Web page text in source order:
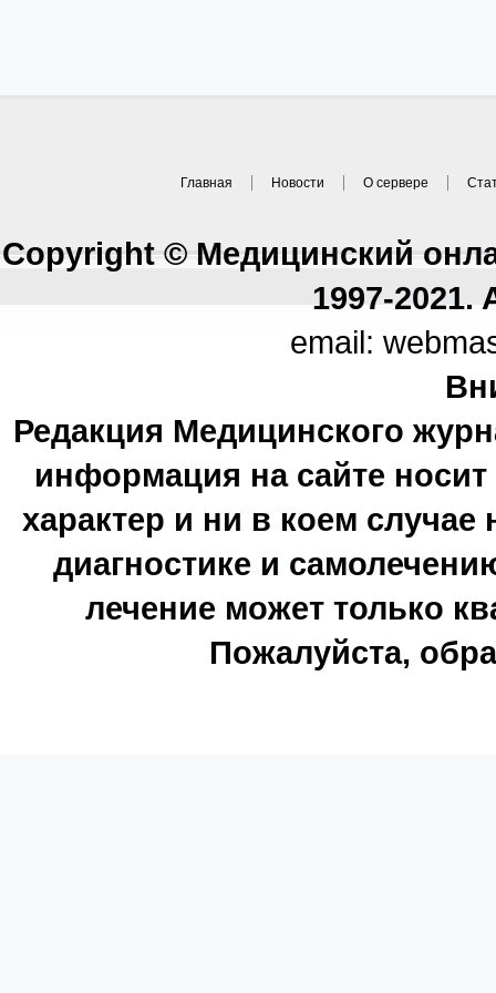
Главная Новости О сервере
Copyright © Медицинский
1997-2021.
email:
Редакция Медицинского
информация на сайте
характер и ни в коем
диагностике и
лечение может только
Пожалуйста,